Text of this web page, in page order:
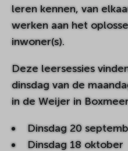
leren kennen, van
werken aan het
inwoner(s).
Deze leersessies
dinsdag van de
in de Weijer in
Dinsdag 20
Dinsdag 18 oktober